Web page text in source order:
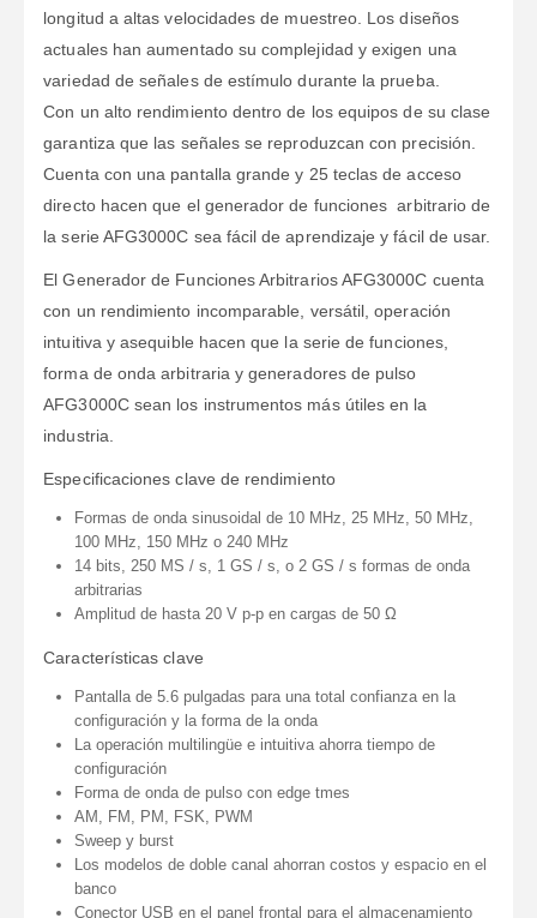
longitud a altas velocidades de muestreo. Los diseños
actuales han aumentado su complejidad y exigen una
variedad de señales de estímulo durante la prueba.
Con un alto rendimiento dentro de los equipos de su clase
garantiza que las señales se reproduzcan con precisión.
Cuenta con una pantalla grande y 25 teclas de acceso
directo hacen que el generador de funciones arbitrario de
la serie AFG3000C sea fácil de aprendizaje y fácil de usar.
El Generador de Funciones Arbitrarios AFG3000C cuenta
con un rendimiento incomparable, versátil, operación
intuitiva y asequible hacen que la serie de funciones,
forma de onda arbitraria y generadores de pulso
AFG3000C sean los instrumentos más útiles en la
industria.
Especificaciones clave de rendimiento
Formas de onda sinusoidal de 10 MHz, 25 MHz, 50 MHz,
100 MHz, 150 MHz o 240 MHz
14 bits, 250 MS / s, 1 GS / s, o 2 GS / s formas de onda
arbitrarias
Amplitud de hasta 20 V p-p en cargas de 50 Ω
Características clave
Pantalla de 5.6 pulgadas para una total confianza en la
configuración y la forma de la onda
La operación multilingüe e intuitiva ahorra tiempo de
configuración
Forma de onda de pulso con edge tmes
AM, FM, PM, FSK, PWM
Sweep y burst
Los modelos de doble canal ahorran costos y espacio en el
banco
Conector USB en el panel frontal para el almacenamiento